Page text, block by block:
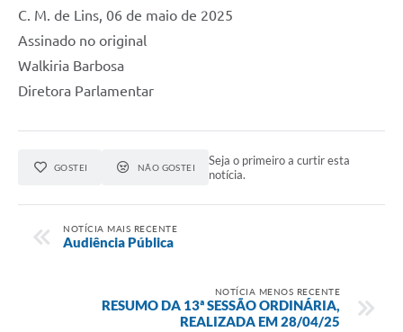
C. M. de Lins, 06 de maio de 2025
Assinado no original
Walkiria Barbosa
Diretora Parlamentar
GOSTEI NÃO GOSTEI
Seja o primeiro a curtir esta
notícia.
NOTÍCIA MAIS RECENTE
Audiência Pública
NOTÍCIA MENOS RECENTE
RESUMO DA 13ª SESSÃO ORDINÁRIA,
REALIZADA EM 28/04/25